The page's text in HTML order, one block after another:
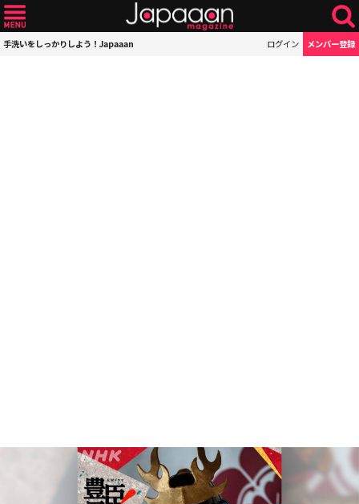
手洗いをしっかりしよう！Japaaan ログイン メンバー登録